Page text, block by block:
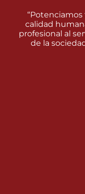
“Potenciamos
calidad
profesional al
de la